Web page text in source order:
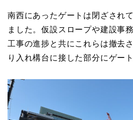
南西にあったゲートは閉ざされ
ました。仮設スロープや建設事
工事の進捗と共にこれらは撤去
り入れ構台に接した部分にゲー